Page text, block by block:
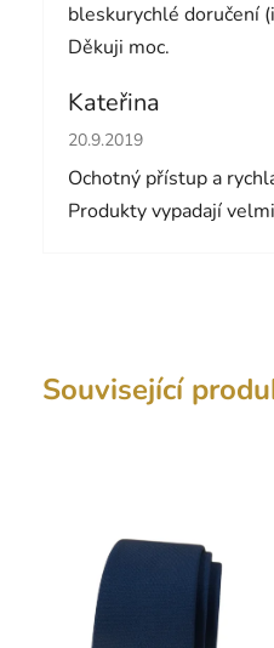
bleskurychlé doručení
Děkuji moc.
Kateřina
Hodnocení obchodu je 5
20.9.2019
Ochotný přístup a
Produkty vypadají
Související